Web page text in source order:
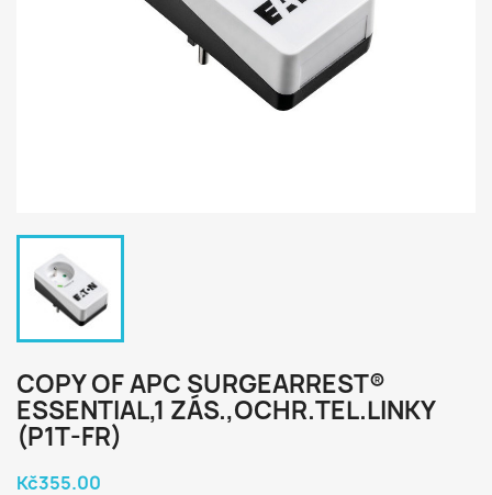
COPY OF APC SURGEARREST®
ESSENTIAL,1 ZÁS.,OCHR.TEL.LINKY
(P1T-FR)
Kč355.00